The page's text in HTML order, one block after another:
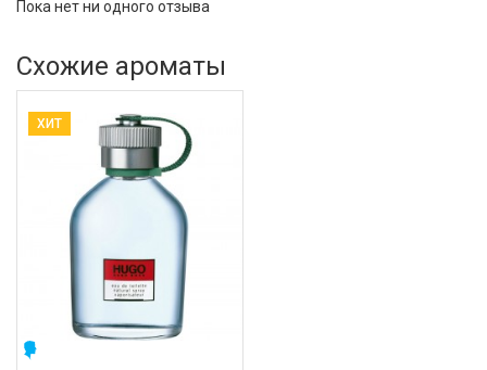
Пока нет ни одного отзыва
Схожие ароматы
ХИТ